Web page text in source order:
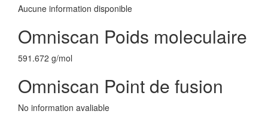
Aucune information disponible
Omniscan Poids moleculaire
591.672 g/mol
Omniscan Point de fusion
No information avaliable